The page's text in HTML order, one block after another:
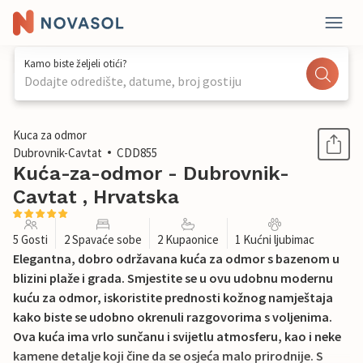
Kamo biste željeli otići?
Dodajte odredište, datume, broj gostiju
1 / 28
Kuca za odmor
Dubrovnik-Cavtat
CDD855
Kuća-za-odmor - Dubrovnik-
Cavtat , Hrvatska
5 Gosti 2 Spavaće sobe 2 Kupaonice 1 Kućni ljubimac
Elegantna, dobro održavana kuća za odmor s bazenom u
blizini plaže i grada. Smjestite se u ovu udobnu modernu
kuću za odmor, iskoristite prednosti kožnog namještaja
kako biste se udobno okrenuli razgovorima s voljenima.
Ova kuća ima vrlo sunčanu i svijetlu atmosferu, kao i neke
kamene detalje koji čine da se osjeća malo prirodnije. S